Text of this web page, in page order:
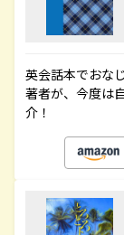
英会話本でおな
著者が、今度は
介！